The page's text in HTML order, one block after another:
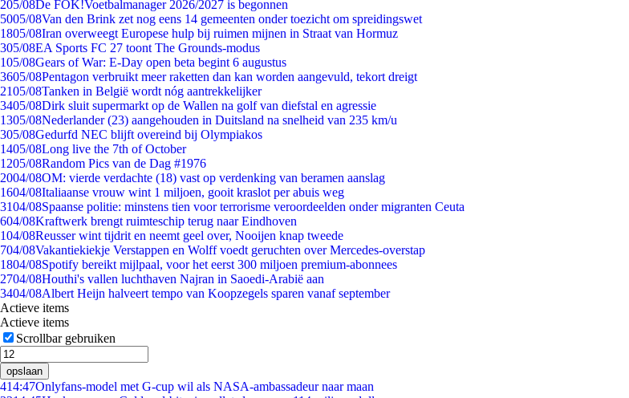
205/08De FOK!Voetbalmanager 2026/2027 is begonnen
5005/08Van den Brink zet nog eens 14 gemeenten onder toezicht om spreidingswet
1805/08Iran overweegt Europese hulp bij ruimen mijnen in Straat van Hormuz
305/08EA Sports FC 27 toont The Grounds-modus
105/08Gears of War: E-Day open beta begint 6 augustus
3605/08Pentagon verbruikt meer raketten dan kan worden aangevuld, tekort dreigt
2105/08Tanken in België wordt nóg aantrekkelijker
3405/08Dirk sluit supermarkt op de Wallen na golf van diefstal en agressie
1305/08Nederlander (23) aangehouden in Duitsland na snelheid van 235 km/u
305/08Gedurfd NEC blijft overeind bij Olympiakos
1405/08Long live the 7th of October
1205/08Random Pics van de Dag #1976
2004/08OM: vierde verdachte (18) vast op verdenking van beramen aanslag
1604/08Italiaanse vrouw wint 1 miljoen, gooit kraslot per abuis weg
3104/08Spaanse politie: minstens tien voor terrorisme veroordeelden onder migranten Ceuta
604/08Kraftwerk brengt ruimteschip terug naar Eindhoven
104/08Reusser wint tijdrit en neemt geel over, Nooijen knap tweede
704/08Vakantiekiekje Verstappen en Wolff voedt geruchten over Mercedes-overstap
1804/08Spotify bereikt mijlpaal, voor het eerst 300 miljoen premium-abonnees
2704/08Houthi's vallen luchthaven Najran in Saoedi-Arabië aan
3404/08Albert Heijn halveert tempo van Koopzegels sparen vanaf september
Actieve items
Actieve items
Scrollbar gebruiken
opslaan
414:47Onlyfans-model met G-cup wil als NASA-ambassadeur naar maan